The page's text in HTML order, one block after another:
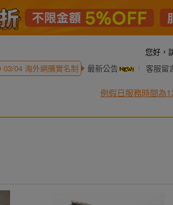
您好，
03/04海外網購實名制 最新公告 客服留
例假日服務時間為